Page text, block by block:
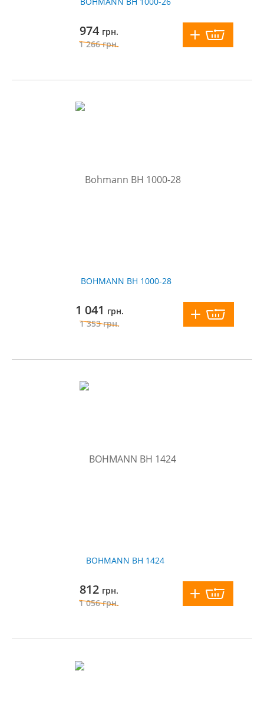
974 грн.
1 266грн.
BOHMANN BH 1000-28
1 041 грн.
1 353грн.
BOHMANN BH 1424
812 грн.
1 056грн.